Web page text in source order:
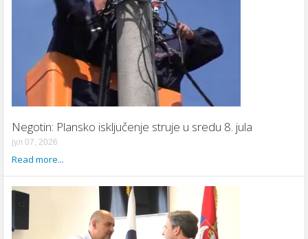
Negotin: Plansko isključenje struje u sredu 8. jula
јул 07, 2026
Read more...